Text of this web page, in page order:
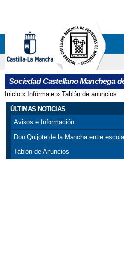
Sociedad Castellano Manchega
Se encuentra usted
Inicio » Infórmate » Tablón de anuncios
ÚLTIMAS NOTICIAS
Avisos e Información
Don Quijote de la Mancha entre
Tablón de Anuncios